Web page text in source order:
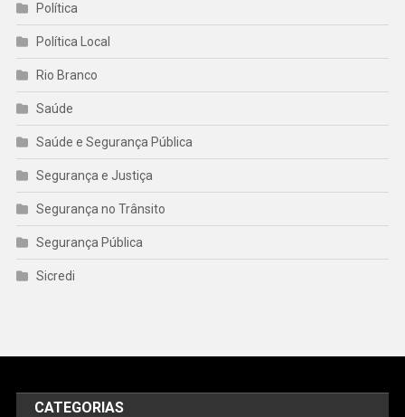
Política
Política Local
Rio Branco
Saúde
Saúde e Segurança Pública
Segurança e Justiça
Segurança no Trânsito
Segurança Pública
Sicredi
CATEGORIAS